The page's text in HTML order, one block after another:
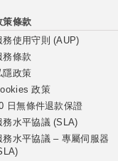
策條款
務使用守則 (AUP)
務條款
隱政策
政策
日無條件退款保證
務水平協議 (SLA)
務水平協議 – 專屬伺服器